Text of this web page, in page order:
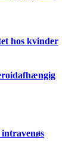
hos kvinder